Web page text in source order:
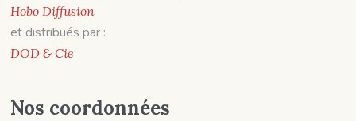
Hobo Diffusion
et distribués par :
DOD & Cie
Nos coordonnées